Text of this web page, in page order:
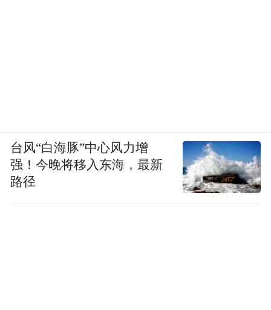
台风“白海豚”中心风力增
强！今晚将移入东海，最新
路径